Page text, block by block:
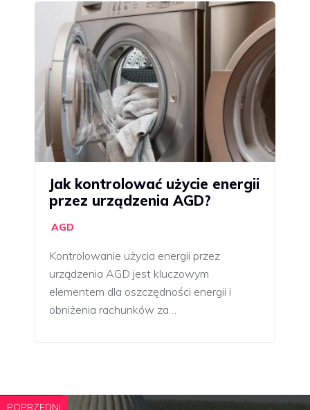
Jak kontrolować użycie energii
przez urządzenia AGD?
AGD
Kontrolowanie użycia energii przez
urządzenia AGD jest kluczowym
elementem dla oszczędności energii i
obniżenia rachunków za…
POPRZEDNI